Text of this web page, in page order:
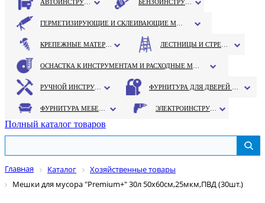
Полный каталог товаров
Главная Каталог
Хозяйственные товары
Мешки для мусора "Premium+" 30л 50х60см,25мкм,ПВД (30шт.)